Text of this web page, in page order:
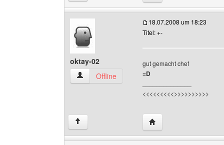
oktay-02
oktay-02 Benutzer-Profile anzeigen
Offline
18.07.2008 um 18:23
Titel: +-
gut gemacht chef
=D
<<<<<<<<<>>>>>>>>>>
↑ Website dieses